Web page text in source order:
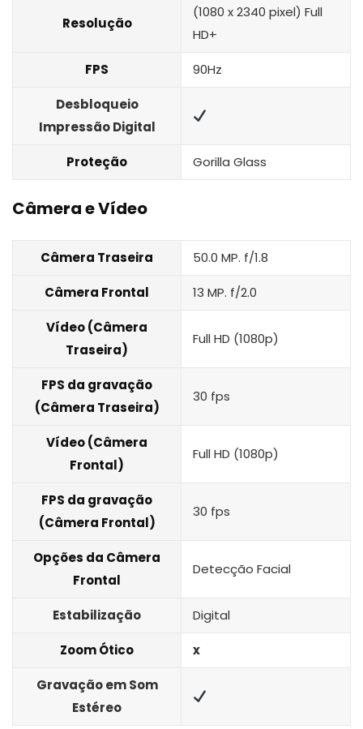
Resolução
(1080 x 2340 pixel) Full
HD+
FPS 90Hz
Desbloqueio
Impressão Digital
Proteção Gorilla Glass
Câmera e Vídeo
Câmera Traseira 50.0 MP. f/1.8
Câmera Frontal 13 MP. f/2.0
Vídeo (Câmera
Traseira)
Full HD (1080p)
FPS da gravação
(Câmera Traseira)
30 fps
Vídeo (Câmera
Frontal)
Full HD (1080p)
FPS da gravação
(Câmera Frontal)
30 fps
Opções da Câmera
Frontal
Detecção Facial
Estabilização Digital
Zoom Ótico x
Gravação em Som
Estéreo